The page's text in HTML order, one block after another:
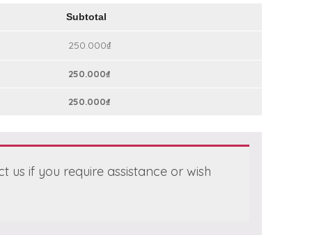
Subtotal
250.000₫
250.000₫
250.000₫
if you require assistance or wish